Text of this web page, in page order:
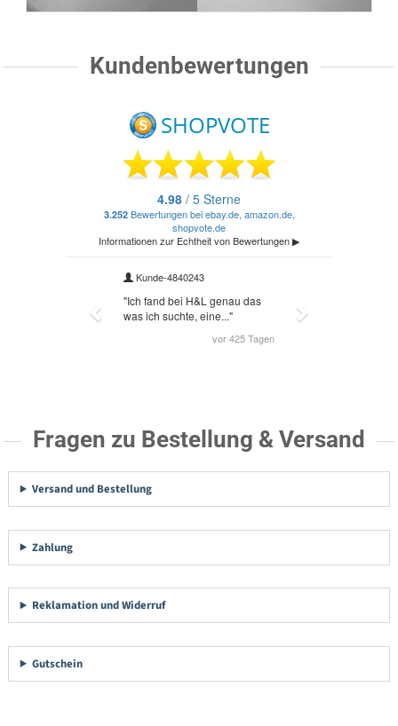
Kundenbewertungen
Fragen zu Bestellung & Versand
Versand und Bestellung
Zahlung
Reklamation und Widerruf
Gutschein